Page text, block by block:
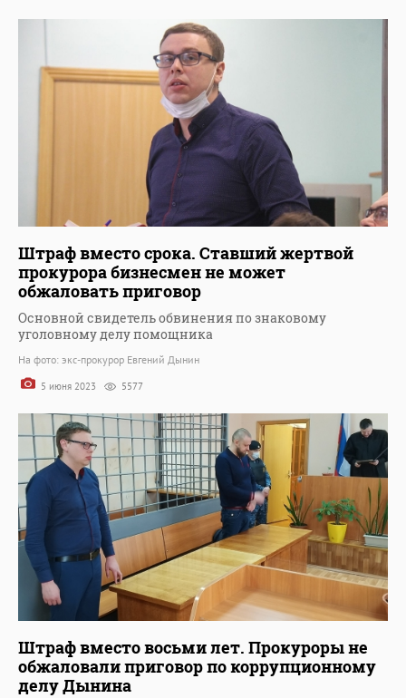
Штраф вместо срока. Ставший жертвой
прокурора бизнесмен не может
обжаловать приговор
Основной свидетель обвинения по знаковому
уголовному делу помощника
На фото: экс-прокурор Евгений Дынин
5 июня 2023 5577
Штраф вместо восьми лет. Прокуроры не
обжаловали приговор по коррупционному
делу Дынина